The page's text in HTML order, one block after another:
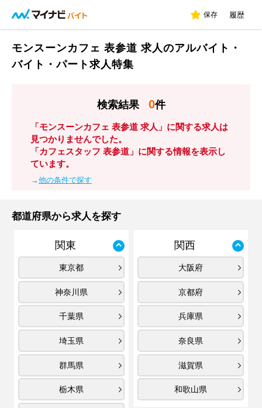
保存 履歴
モンスーンカフェ 表参道 求人のアルバイト・
バイト・パート求人特集
検索結果 0件
「モンスーンカフェ 表参道 求人」に関する求人は
見つかりませんでした。
「カフェスタッフ 表参道」に関する情報を表示し
ています。
→他の条件で探す
都道府県から求人を探す
関東
東京都
神奈川県
千葉県
埼玉県
群馬県
栃木県
関西
大阪府
京都府
兵庫県
奈良県
滋賀県
和歌山県